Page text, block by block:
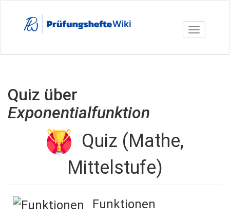
Toggle
Quiz über
Exponentialfunktion
Quiz (Mathe,
Mittelstufe)
Funktionen